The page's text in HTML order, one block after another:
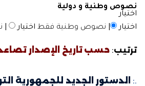
نصوص وطنية و دولية
اختيار
اختيار
نصوص وطنية فقط اختيار
ترتيب: حسب تاريخ الإصدار
.: الدستور الجديد للجمهورية التونسية 25